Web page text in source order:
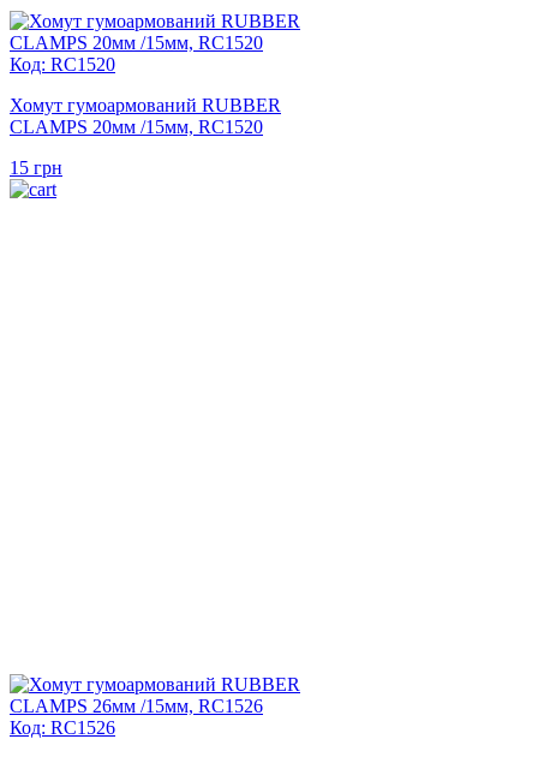
Код: RC1520
Хомут гумоармований RUBBER
CLAMPS 20мм /15мм, RC1520
15 грн
Код: RC1526